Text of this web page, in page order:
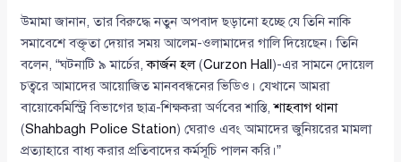
উমামা জানান, তার বিরুদ্ধে নতুন অপবাদ ছড়ানো হচ্ছে যে তিনি নাকি
সমাবেশে বক্তৃতা দেয়ার সময় আলেম-ওলামাদের গালি দিয়েছেন। তিনি
বলেন, “ঘটনাটি ৯ মার্চের,কার্জন হল(Curzon Hall )-এর সামনে দোয়েল
চত্বরে আমাদের আয়োজিত মানববন্ধনের ভিডিও। যেখানে আমরা
বায়োকেমিস্ট্রি বিভাগের ছাত্র-শিক্ষকরা অর্ণবের শাস্তি,শাহবাগ থানা
(Shahbagh Police Station) ঘেরাও এবং আমাদের জুনিয়রের মামলা
প্রত্যাহারে বাধ্য করার প্রতিবাদের কর্মসূচি পালন করি।”